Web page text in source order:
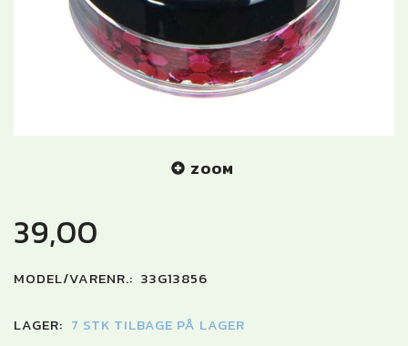
ZOOM
39,00
MODEL/VARENR.: 33G13856
LAGER: 7 STK TILBAGE PÅ LAGER